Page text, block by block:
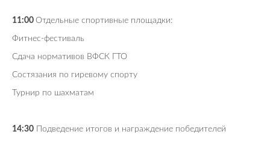
11:00 Отдельные спортивные площадки:
Фитнес-фестиваль
Сдача нормативов ВФСК ГТО
Состязания по гиревому спорту
Турнир по шахматам
14:30 Подведение итогов и награждение победителей